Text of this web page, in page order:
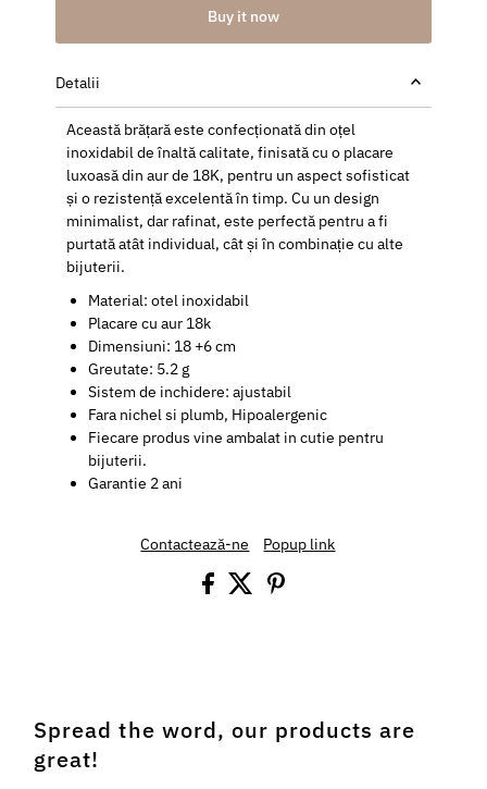
Buy it now
Detalii
Această brățară este confecționată din oțel
inoxidabil de înaltă calitate, finisată cu o placare
luxoasă din aur de 18K, pentru un aspect sofisticat
și o rezistență excelentă în timp. Cu un design
minimalist, dar rafinat, este perfectă pentru a fi
purtată atât individual, cât și în combinație cu alte
bijuterii.
Material: otel inoxidabil
Placare cu aur 18k
Dimensiuni: 18 +6 cm
Greutate: 5.2 g
Sistem de inchidere: ajustabil
Fara nichel si plumb, Hipoalergenic
Fiecare produs vine ambalat in cutie pentru
bijuterii.
Garantie 2 ani
Contactează-ne Popup link
Spread the word, our products are
great!